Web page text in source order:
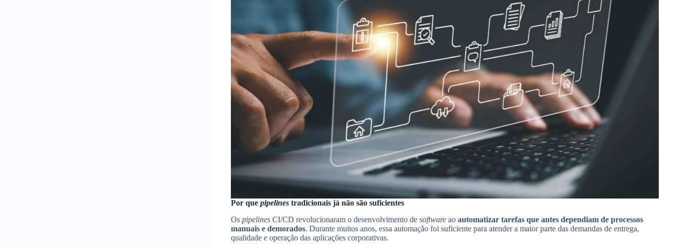
Por que pipelinestradicionais já não são suficientes
Os pipelinesCI/CD revolucionaram o desenvolvimento de softwareao automatizar tarefas que antes dependiam de processos
manuais e demorados. Durante muitos anos, essa automação foi suficiente para atender a maior parte das demandas de entrega,
qualidade e operação das aplicações corporativas.